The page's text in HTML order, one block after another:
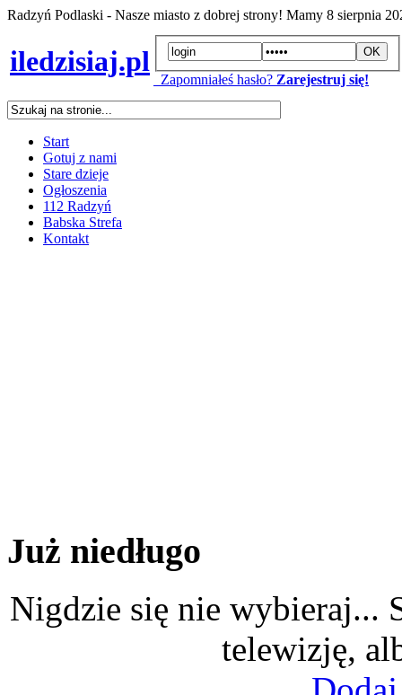
Radzyń Podlaski - Nasze miasto z dobrej strony! Mamy 8 sierpnia
iledzisiaj.pl
Zapomniałeś hasło? Zarejestruj się!
Start
Gotuj z nami
Stare dzieje
Ogłoszenia
112 Radzyń
Babska Strefa
Kontakt
Już niedługo
Nigdzie się nie wybieraj...
telewizję,